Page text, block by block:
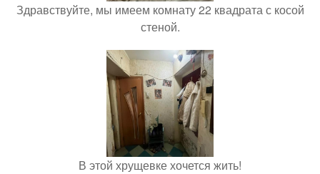
Здравствуйте, мы имеем комнату 22 квадрата с косой
стеной.
В этой хрущевке хочется жить!